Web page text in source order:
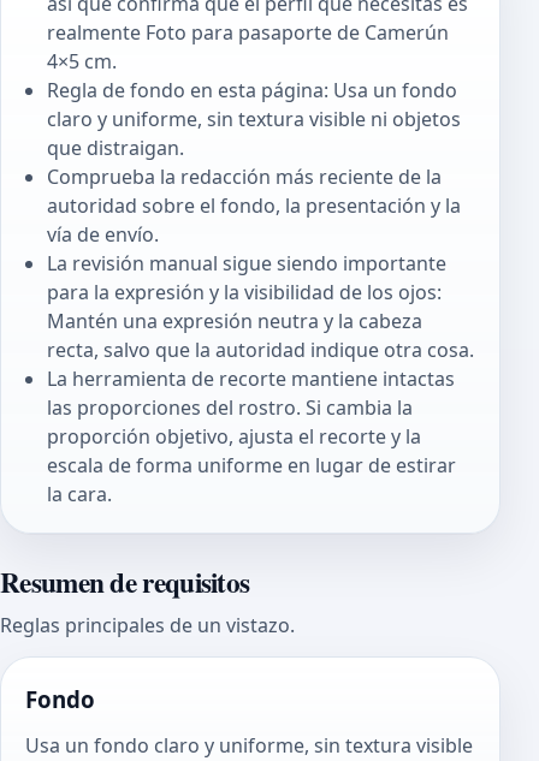
realmente Foto para pasaporte de Camerún
4×5 cm.
Regla de fondo en esta página: Usa un fondo
claro y uniforme, sin textura visible ni objetos
que distraigan.
Comprueba la redacción más reciente de la
autoridad sobre el fondo, la presentación y la
vía de envío.
La revisión manual sigue siendo importante
para la expresión y la visibilidad de los ojos:
Mantén una expresión neutra y la cabeza
recta, salvo que la autoridad indique otra cosa.
La herramienta de recorte mantiene intactas
las proporciones del rostro. Si cambia la
proporción objetivo, ajusta el recorte y la
escala de forma uniforme en lugar de estirar
la cara.
Resumen de requisitos
Reglas principales de un vistazo.
Fondo
Usa un fondo claro y uniforme, sin textura visible